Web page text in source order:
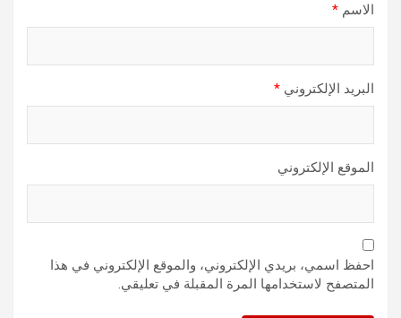
الاسم *
البريد الإلكتروني *
الموقع الإلكتروني
احفظ اسمي، بريدي الإلكتروني، والموقع الإلكتروني في هذا
المتصفح لاستخدامها المرة المقبلة في تعليقي.